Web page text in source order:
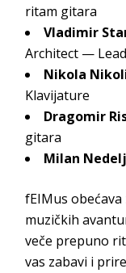
ritam gitara
Vladimir
Architect —
Nikola
Klavijature
Dragomir
gitara
Milan
fEIMus
muzičkih
veče prepuno
vas zabavi i